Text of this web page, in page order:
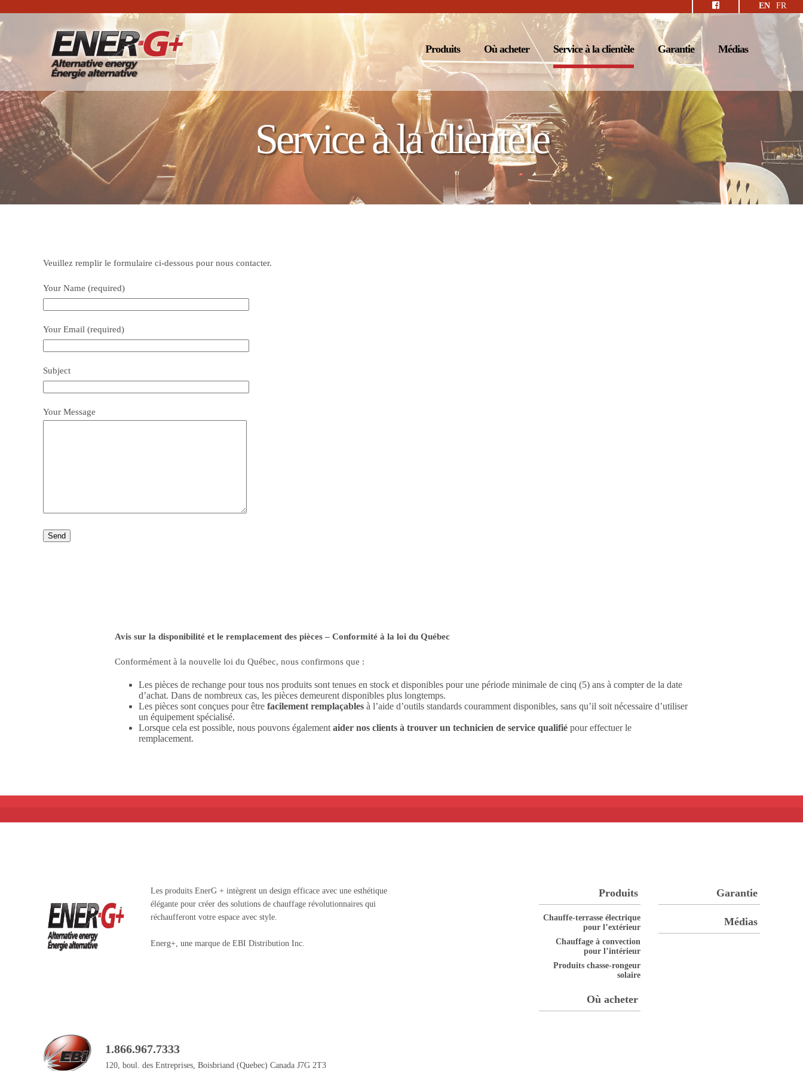
EN FR
Produits Où acheter Service à la clientèle Garantie Médias
Service à la clientèle
Veuillez remplir le formulaire ci-dessous pour nous contacter.
Your Name (required)
Your Email (required)
Subject
Your Message
Avis sur la disponibilité et le remplacement des pièces – Conformité à la loi du Québec
Conformément à la nouvelle loi du Québec, nous confirmons que :
Les pièces de rechange pour tous nos produits sont tenues en stock et disponibles pour une période minimale de cinq (5) ans à compter de la date
d’achat. Dans de nombreux cas, les pièces demeurent disponibles plus longtemps.
Les pièces sont conçues pour être facilement remplaçables à l’aide d’outils standards couramment disponibles, sans qu’il soit nécessaire d’utiliser
un équipement spécialisé.
Lorsque cela est possible, nous pouvons également aider nos clients à trouver un technicien de service qualifié pour effectuer le
remplacement.
Les produits EnerG + intègrent un design efficace avec une esthétique
élégante pour créer des solutions de chauffage révolutionnaires qui
réchaufferont votre espace avec style.
Energ+, une marque de EBI Distribution Inc.
1.866.967.7333
120, boul. des Entreprises, Boisbriand (Quebec) Canada J7G 2T3
Produits
Chauffe-terrasse électrique
pour l’extérieur
Chauffage à convection
pour l’intérieur
Produits chasse-rongeur
solaire
Où acheter
Garantie
Médias